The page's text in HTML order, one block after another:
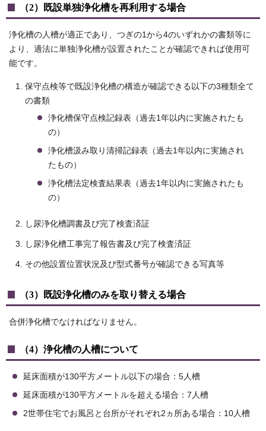
（2）既設単独浄化槽を再利用する場合
浄化槽の人槽が適正であり、つぎの1から4のいずれかの書類等に
より、適法に単独浄化槽が設置されたことが確認できれば使用可
能です。
保守点検等で既設浄化槽の構造が確認できる以下の3種類全て
の書類
浄化槽保守点検記録表（過去1年以内に実施されたも
の）
浄化槽汲み取り清掃記録表（過去1年以内に実施され
たもの）
浄化槽法定検査結果表（過去1年以内に実施されたも
の）
し尿浄化槽調書及び完了検査済証
し尿浄化槽工事完了報告書及び完了検査済証
その他設置位置状況及び型式番号が確認できる写真等
（3）既設浄化槽のみを取り替える場合
合併浄化槽でなければなりません。
（4）浄化槽の人槽について
延床面積が130平方メートル以下の場合：5人槽
延床面積が130平方メートルを超える場合：7人槽
2世帯住宅でお風呂と台所がそれぞれ2ヵ所ある場合：10人槽